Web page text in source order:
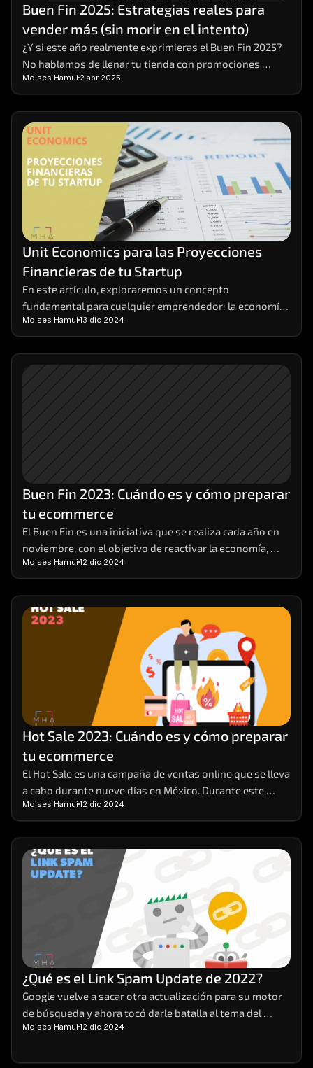
Buen Fin 2025: Estrategias reales para
vender más (sin morir en el intento)
¿Y si este año realmente exprimieras el Buen Fin 2025?
No hablamos de llenar tu tienda con promociones
Moises Hamui 2 abr 2025
Unit Economics para las Proyecciones
Financieras de tu Startup
En este artículo, exploraremos un concepto
fundamental para cualquier emprendedor: la economía
unitaria, o unit economics, en inglés. Desglosaremos
qué son, cómo calcularlas y por qué son tan
importantes para el éxito de tu negocio. Las economías
unitarias o unit economics son la base sobre la cual
Moises Hamui 13 dic 2024
Buen Fin 2023: Cuándo es y cómo preparar
tu ecommerce
El Buen Fin es una iniciativa que se realiza cada año en
noviembre, con el objetivo de reactivar la economía,
impulsar las ventas y ofrecer beneficios a los
consumidores y a los comerciantes. Durante el Buen Fin,
las empresas participantes ofrecen descuentos,
promociones y facilidades de pago en sus productos y
servicios, tanto en tiendas físicas como en línea.
Moises Hamui 12 dic 2024
Hot Sale 2023: Cuándo es y cómo preparar
tu ecommerce
El Hot Sale es una campaña de ventas online que se lleva
a cabo durante nueve días en México. Durante este
evento, distintas empresas de venta y servicios
preparan sus e-commerces, para brindar sus productos
a sus clientes con promociones y descuentos que no se
ven en cualquier otra época del año.
Moises Hamui 12 dic 2024
¿Qué es el Link Spam Update de 2022?
Google vuelve a sacar otra actualización para su motor
de búsqueda y ahora tocó darle batalla al tema del
spam. Así pues, salió a mediados de diciembre de este
Moises Hamui 12 dic 2024